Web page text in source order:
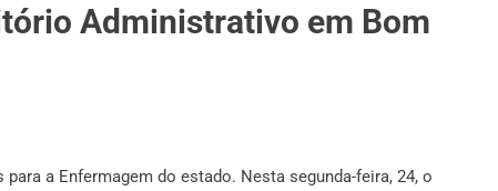
Administrativo em Bom
a Enfermagem do estado. Nesta segunda-feira, 24, o